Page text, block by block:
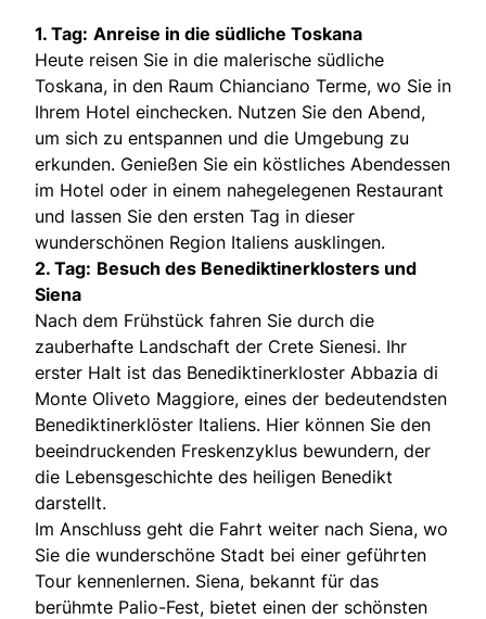
1. Tag: Anreise in die südliche Toskana
Heute reisen Sie in die malerische südliche
Toskana, in den Raum Chianciano Terme, wo Sie in
Ihrem Hotel einchecken. Nutzen Sie den Abend,
um sich zu entspannen und die Umgebung zu
erkunden. Genießen Sie ein köstliches Abendessen
im Hotel oder in einem nahegelegenen Restaurant
und lassen Sie den ersten Tag in dieser
wunderschönen Region Italiens ausklingen.
2. Tag: Besuch des Benediktinerklosters und
Siena
Nach dem Frühstück fahren Sie durch die
zauberhafte Landschaft der Crete Sienesi. Ihr
erster Halt ist das Benediktinerkloster Abbazia di
Monte Oliveto Maggiore, eines der bedeutendsten
Benediktinerklöster Italiens. Hier können Sie den
beeindruckenden Freskenzyklus bewundern, der
die Lebensgeschichte des heiligen Benedikt
darstellt.
Im Anschluss geht die Fahrt weiter nach Siena, wo
Sie die wunderschöne Stadt bei einer geführten
Tour kennenlernen. Siena, bekannt für das
berühmte Palio-Fest, bietet einen der schönsten